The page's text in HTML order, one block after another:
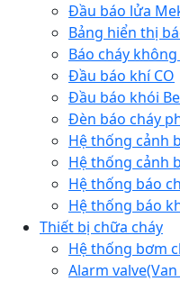
Đầu báo lửa
Bảng hiển thị
Báo cháy
Đầu báo khí CO
Đầu báo khói
Đèn báo cháy
Hệ thống cảnh
Hệ thống cảnh
Hệ thống báo
Hệ thống báo
Thiết bị chữa cháy
Hệ thống bơm
Alarm